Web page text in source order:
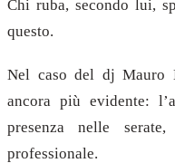
Chi ruba, secondo lui,
questo.
Nel caso del dj Mauro
ancora più evidente:
presenza nelle
professionale.